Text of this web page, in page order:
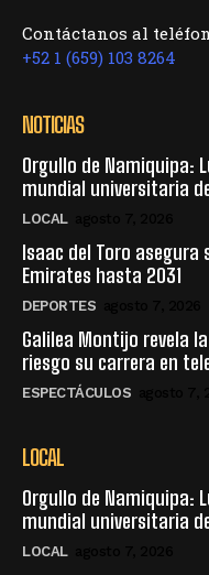
Contáctanos al
+52 1 (659) 103 8264
NOTICIAS
Orgullo de Namiquipa:
mundial universitaria
LOCAL
Isaac del Toro asegura
Emirates hasta 2031
DEPORTES
Galilea Montijo revela
riesgo su carrera en
ESPECTÁCULOS
LOCAL
Orgullo de Namiquipa:
mundial universitaria
LOCAL